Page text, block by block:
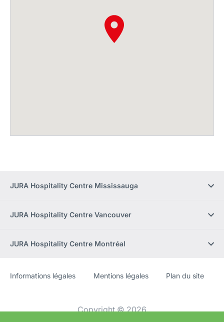
JURA Hospitality Centre Mississauga
JURA Hospitality Centre Vancouver
JURA Hospitality Centre Montréal
Site
[Website
Informations légales Mentions légales Plan du site
Copyright © 2026